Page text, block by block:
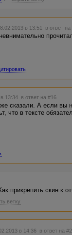
в 13:51 в ответ
13:34 в ответ на #16
сказали. А если вы
что в тексте
прикрепить скин к
ветку
в 14:36 в ответ на